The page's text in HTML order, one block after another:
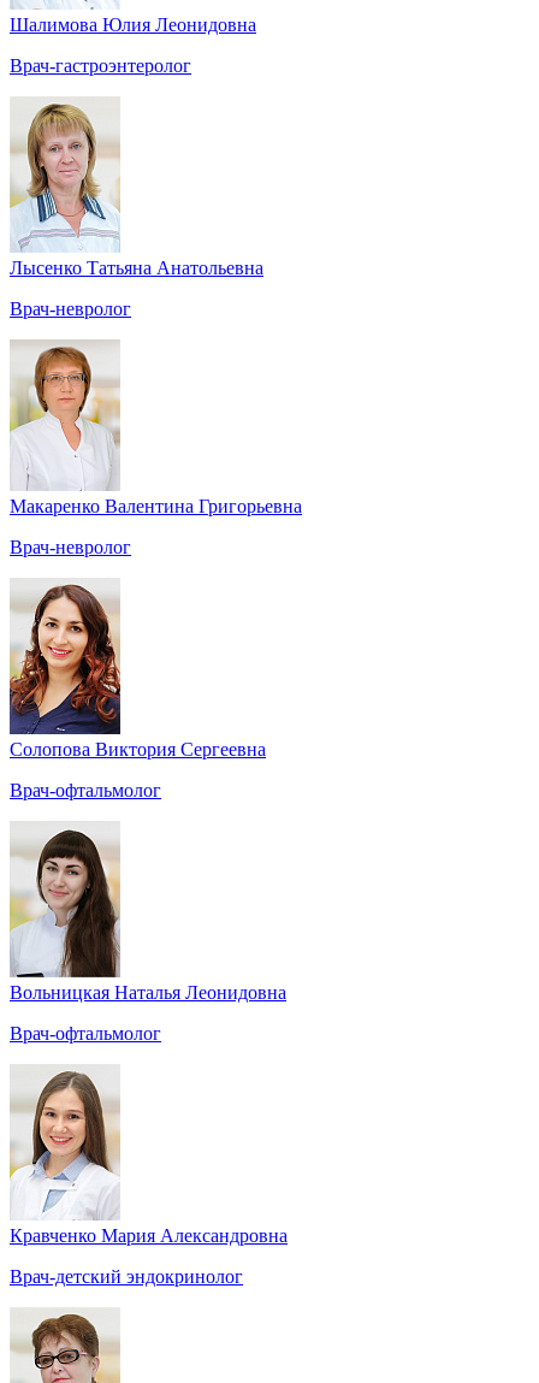
Шалимова Юлия Леонидовна
Врач-гастроэнтеролог
Лысенко Татьяна Анатольевна
Врач-невролог
Макаренко Валентина Григорьевна
Врач-невролог
Солопова Виктория Сергеевна
Врач-офтальмолог
Вольницкая Наталья Леонидовна
Врач-офтальмолог
Кравченко Мария Александровна
Врач-детский эндокринолог